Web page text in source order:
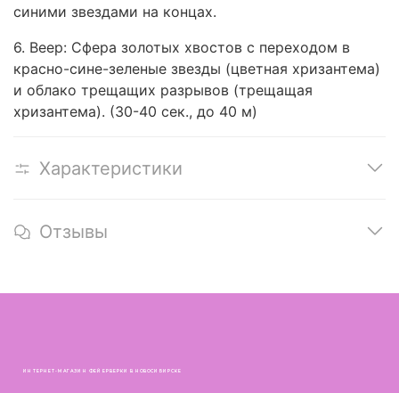
синими звездами на концах.
6. Веер: Сфера золотых хвостов с переходом в
красно-сине-зеленые звезды (цветная хризантема)
и облако трещащих разрывов (трещащая
хризантема). (30-40 сек., до 40 м)
Характеристики
Отзывы
ИНТЕРНЕТ-МАГАЗИН ФЕЙЕРВЕРКИ В НОВОСИБИРСКЕ